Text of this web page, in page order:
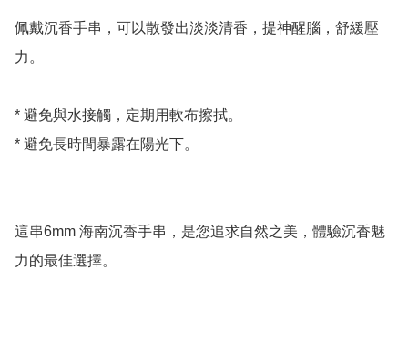
佩戴沉香手串，可以散發出淡淡清香，提神醒腦，舒緩壓
力。
* 避免與水接觸，定期用軟布擦拭。
* 避免長時間暴露在陽光下。
這串6mm 海南沉香手串，是您追求自然之美，體驗沉香魅